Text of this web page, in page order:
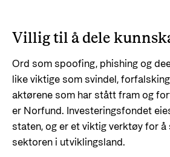
Villig til å dele
Ord som spoofing, phishing og
like viktige som svindel,
aktørene som har stått fram og
er Norfund. Investeringsfondet
staten, og er et viktig verktøy for
sektoren i utviklingsland.